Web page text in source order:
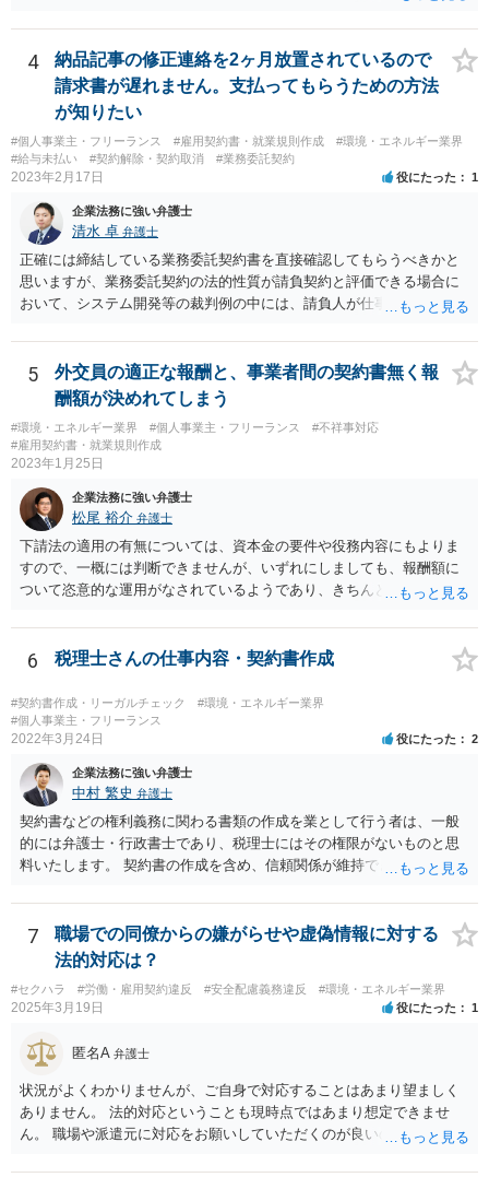
4
納品記事の修正連絡を2ヶ月放置されているので
請求書が遅れません。支払ってもらうための方法
が知りたい
#個人事業主・フリーランス #雇用契約書・就業規則作成
#環境・エネルギー業界
#給与未払い
#契約解除・契約取消 #業務委託契約
2023年2月17日 役にたった 1
企業法務に強い弁護士
清水 卓 弁護士
正確には締結している業務委託契約書を直接確認してもらうべきかと
思いますが、業務委託契約の法的性質が請負契約と評価できる場合に
おいて、システム開発等の裁判例の中には、請負人が仕事を完成させ
まで終えているか否かを基準として判断すべきであるという見解を示
しているものがあります。 このような見解を踏まえ、あなたのケー
スでも、予定していた最後の工程まで終えており、仕事は完成してい
る等と主張して行くことが考えられます。 もっとも、相手方はこの
ような見解は本件にはあてはまらない等を理由に、仕事の完成を認め
ないことが想定されます。 そのような場合には、裁判所に民事調停
もしれません。 いずれにしても、一度、業務委託契約書や納品した
記事等の証拠を持参の上、お住まいの地域の弁護士に直接相談してみ
てはいかがでしょうか。
5
外交員の適正な報酬と、事業者間の契約書無く報
酬額が決めれてしまう
#環境・エネルギー業界 #個人事業主・フリーランス
#不祥事対応
#雇用契約書・就業規則作成
2023年1月25日
企業法務に強い弁護士
松尾 裕介 弁護士
下請法の適用の有無については、資本金の要件や役務内容にもよりま
すので、一概には判断できませんが、いずれにしましても、報酬額に
ついて恣意的な運用がなされているようであり、きちんとした契約書
適用がある場合には、著しく低い下請代金を不当に定めることは禁止
されますが、そうでない場合には、基本的には、双方の合意に基づく
ことになります。 恣意的な運用による報酬の減額分については、当
初の合意に基づき報酬額の支払いが認められる余地があると考えられ
ます。
6 税理士さんの仕事内容・契約書作成
#契約書作成・リーガルチェック
#環境・エネルギー業界
#個人事業主・フリーランス
2022年3月24日 役にたった 2
企業法務に強い弁護士
中村 繁史 弁護士
契約書などの権利義務に関わる書類の作成を業として行う者は、一般
的には弁護士・行政書士であり、税理士にはその権限がないものと思
料いたします。 契約書の作成を含め、信頼関係が維持できないのであ
7
職場での同僚からの嫌がらせや虚偽情報に対する
法的対応は？
#セクハラ #労働・雇用契約違反 #安全配慮義務違反 #環境・エネルギー業界
2025年3月19日 役にたった 1
匿名A 弁護士
状況がよくわかりませんが、ご自身で対応することはあまり望ましく
ありません。 法的対応ということも現時点ではあまり想定できませ
ん。 職場や派遣元に対応をお願いしていただくのが良いのではないで